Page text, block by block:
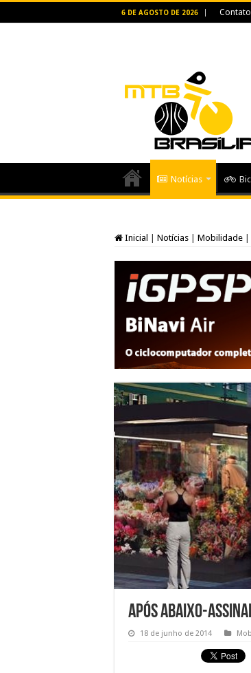
6 DE AGOSTO DE 2026 Contato
Notícias
Inicial Notícias Mobilidade
Após abaixo-
18 de junho de 2014